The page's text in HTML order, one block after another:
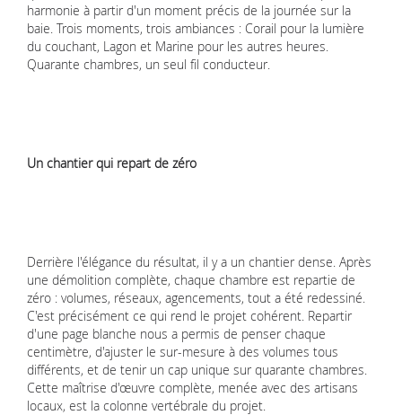
harmonie à partir d'un moment précis de la journée sur la
baie. Trois moments, trois ambiances : Corail pour la lumière
du couchant, Lagon et Marine pour les autres heures.
Quarante chambres, un seul fil conducteur.
Un chantier qui repart de zéro
Derrière l'élégance du résultat, il y a un chantier dense. Après
une démolition complète, chaque chambre est repartie de
zéro : volumes, réseaux, agencements, tout a été redessiné.
C'est précisément ce qui rend le projet cohérent. Repartir
d'une page blanche nous a permis de penser chaque
centimètre, d'ajuster le sur-mesure à des volumes tous
différents, et de tenir un cap unique sur quarante chambres.
Cette maîtrise d'œuvre complète, menée avec des artisans
locaux, est la colonne vertébrale du projet.